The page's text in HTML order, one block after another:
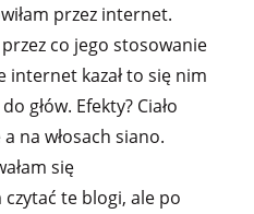
przez internet.
co jego stosowanie
internet kazał to się nim
głów. Efekty? Ciało
na włosach siano.
się
czytać te blogi, ale po